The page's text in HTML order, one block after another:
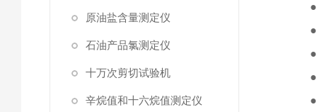
原油盐含量测定仪
石油产品氯测定仪
十万次剪切试验机
辛烷值和十六烷值测定仪